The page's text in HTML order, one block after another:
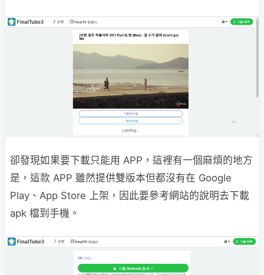
卻發現如果要下載只能用 APP，這裡有一個麻煩的地方
是，這款 APP 雖然提供雙版本但都沒有在 Google
Play、App Store 上架，因此要參考網站的說明去下載
apk 檔到手機。